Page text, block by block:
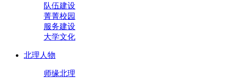
队伍建设
菁菁校园
服务建设
大学文化
北理人物
师缘北理